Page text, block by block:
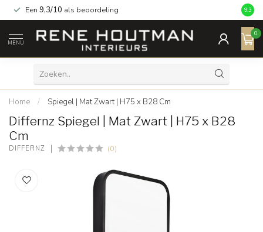
Een 9,3/10 als beoordeling 9.3
MENU
0
Home / Spiegel | Mat Zwart | H75 x B28 Cm
Differnz Spiegel | Mat Zwart | H75 x B28
Cm
DIFFERNZ (0)